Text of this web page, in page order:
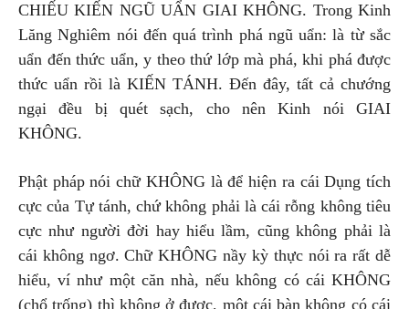
CHIẾU KIẾN NGŨ UẨN GIAI KHÔNG. Trong Kinh
Lăng Nghiêm nói đến quá trình phá ngũ uẩn: là từ sắc
uẩn đến thức uẩn, y theo thứ lớp mà phá, khi phá được
thức uẩn rồi là KIẾN TÁNH. Đến đây, tất cả chướng
ngại đều bị quét sạch, cho nên Kinh nói GIAI
KHÔNG.
Phật pháp nói chữ KHÔNG là để hiện ra cái Dụng tích
cực của Tự tánh, chứ không phải là cái rỗng không tiêu
cực như người đời hay hiểu lầm, cũng không phải là
cái không ngơ. Chữ KHÔNG nầy kỳ thực nói ra rất dễ
hiểu, ví như một căn nhà, nếu không có cái KHÔNG
(chổ trống) thì không ở được, một cái bàn không có cái